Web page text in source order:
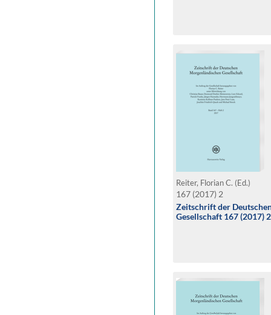
Reiter, Florian C. (Ed.)
167 (2017) 2
Zeitschrift der
Gesellschaft 167 (2017) 2